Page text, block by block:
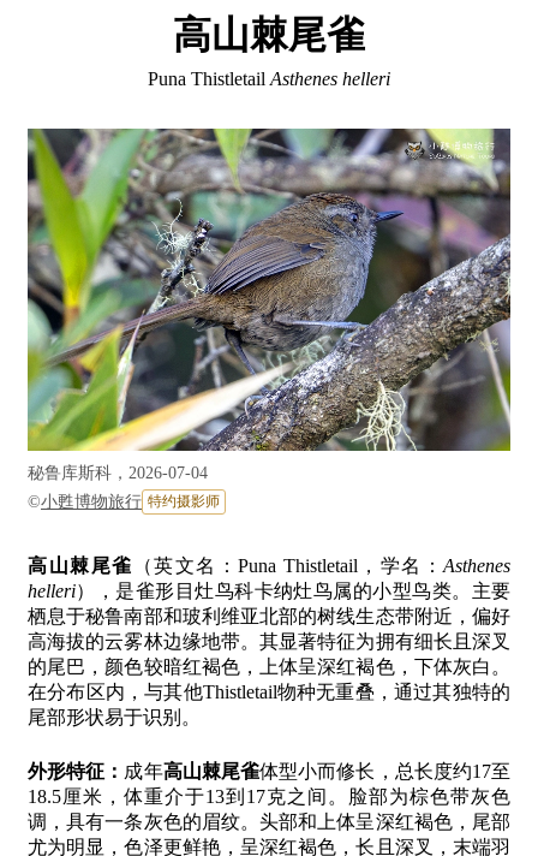
高山棘尾雀
Puna Thistletail Asthenes helleri
秘鲁库斯科，2026-07-04
©小甦博物旅行 特约摄影师
高山棘尾雀 （英文名：Puna Thistletail，学名： Asthenes
helleri），是雀形目灶鸟科卡纳灶鸟属的小型鸟类。主要
栖息于秘鲁南部和玻利维亚北部的树线生态带附近，偏好
高海拔的云雾林边缘地带。其显著特征为拥有细长且深叉
的尾巴，颜色较暗红褐色，上体呈深红褐色，下体灰白。
在分布区内，与其他Thistletail物种无重叠，通过其独特的
尾部形状易于识别。
外形特征： 成年高山棘尾雀体型小而修长，总长度约17至
18.5厘米，体重介于13到17克之间。脸部为棕色带灰色
调，具有一条灰色的眉纹。头部和上体呈深红褐色，尾部
尤为明显，色泽更鲜艳，呈深红褐色，长且深叉，末端羽